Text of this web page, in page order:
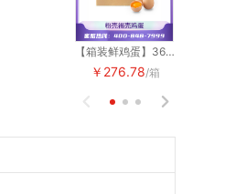
【箱装鲜鸡蛋】360枚装 粉壳红心蛋 整箱出售 30斤-47斤装
￥276.78/箱
